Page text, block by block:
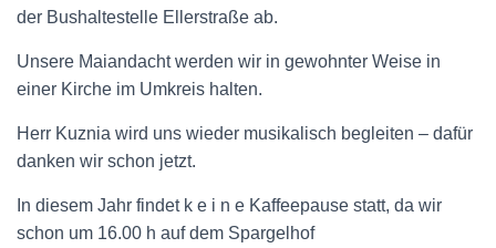
der Bushaltestelle Ellerstraße ab.
Unsere Maiandacht werden wir in gewohnter Weise in
einer Kirche im Umkreis halten.
Herr Kuznia wird uns wieder musikalisch begleiten – dafür
danken wir schon jetzt.
In diesem Jahr findet k e i n e Kaffeepause statt, da wir
schon um 16.00 h auf dem Spargelhof